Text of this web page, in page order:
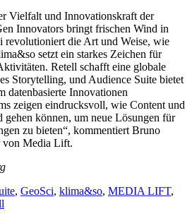
Vielfalt und Innovationskraft der
Innovators bringt frischen Wind in
revolutioniert die Art und Weise, wie
setzt ein starkes Zeichen für
Retell schafft eine globale
Storytelling, und Audience Suite bietet
datenbasierte Innovationen
zeigen eindrucksvoll, wie Content und
können, um neue Lösungen für
zu bieten“, kommentiert Bruno
von Media Lift.
, GeoSci, klima&so, MEDIA LIFT,